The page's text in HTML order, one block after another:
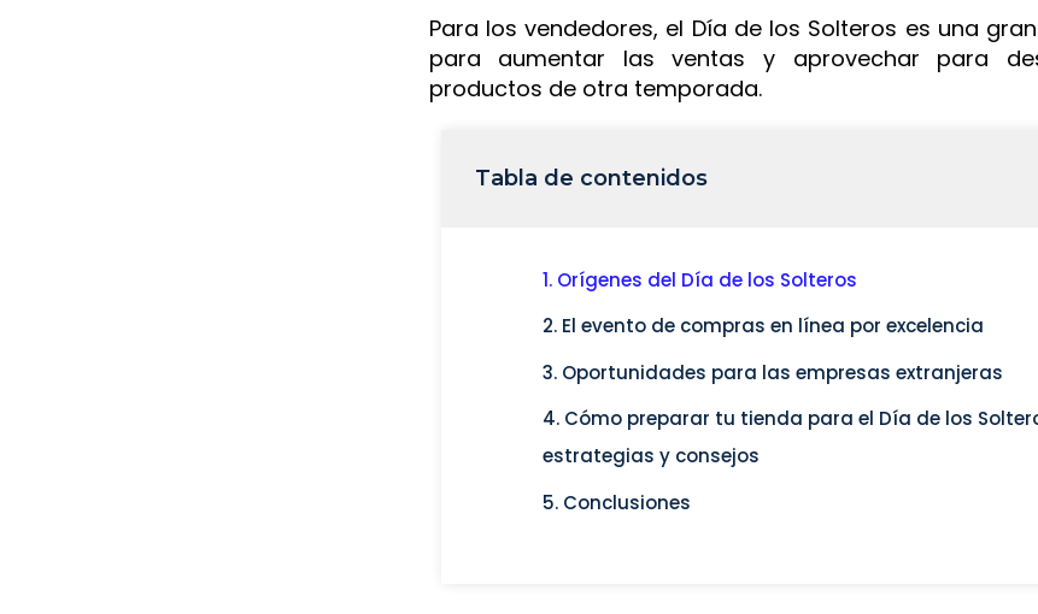
Para los vendedores, el Día de los Solteros es una
para aumentar las ventas y aprovechar para
productos de otra temporada.
Tabla de contenidos
1. Orígenes del Día de los Solteros
2. El evento de compras en línea por excelencia
3. Oportunidades para las empresas extranjeras
4. Cómo preparar tu tienda para el Día de los
estrategias y consejos
5. Conclusiones